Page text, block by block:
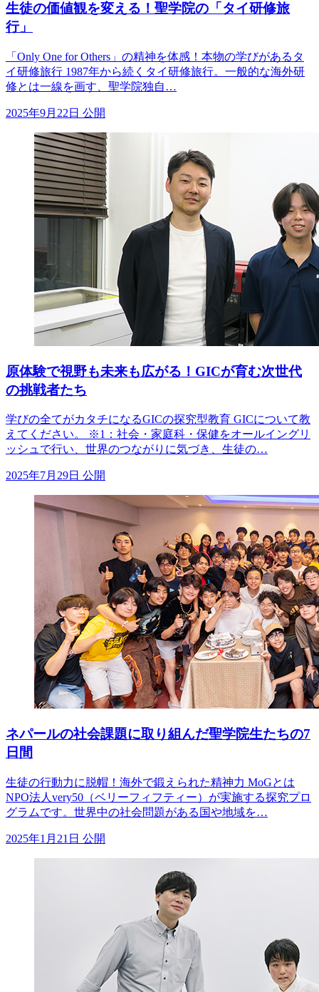
生徒の価値観を変える！聖学院の「タイ研修旅
行」
「Only One for Others」の精神を体感！本物の学びがあるタ
イ研修旅行 1987年から続くタイ研修旅行。一般的な海外研
修とは一線を画す、聖学院独自…
2025年9月22日 公開
原体験で視野も未来も広がる！GICが育む次世代
の挑戦者たち
学びの全てがカタチになるGICの探究型教育 GICについて教
えてください。 ※1：社会・家庭科・保健をオールイングリ
ッシュで行い、世界のつながりに気づき、生徒の…
2025年7月29日 公開
ネパールの社会課題に取り組んだ聖学院生たちの7
日間
生徒の行動力に脱帽！海外で鍛えられた精神力 MoGとは
NPO法人very50（ベリーフィフティー）が実施する探究プロ
グラムです。世界中の社会問題がある国や地域を…
2025年1月21日 公開